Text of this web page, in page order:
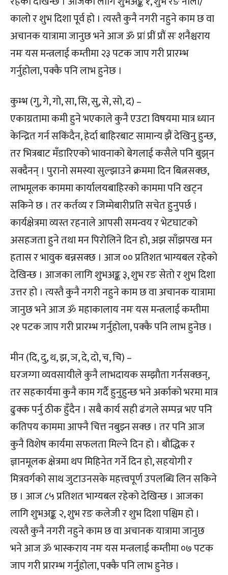
कालो र शुभ दिशा पूर्व हो । त्यस्तै कुनै नगरी नहुने काम छ वा
अचानक यात्रामा जानुछ भने आज ॐ प्रां प्रीं प्रौं सः शनैश्चराय
नमः यस मन्त्रलाई कम्तीमा २३ पटक जाप गरी प्रारम्भ
गर्नुहोला, पक्कै पनि लाभ हुनेछ ।
कुम्भ (गु, गे, गो, सा, सि, सु, से, सो, द) –
एकाग्रतामा कमी हुने भएकाले कुनै एउटा विषयमा मात्र ध्यान
केन्द्रित गर्न सकिंदैन, हेर्दा बाहिरबाट सामान्य झैं देखिनु हुन्छ,
तर भित्रबाट मँडारिएको भावनाको बेगलाई कसैले पनि बुझ्‌न
सक्दैनन् । पुरानो समस्या सुल्झाउने क्रममा दिन बित्नसक्छ,
लाभमूलक काममा कार्यालयबाहिरको काममा पनि खट्न
सकिने छ । तर कर्तव्य र जिम्मेबारीप्रति सचेत हुनुपर्छ ।
कार्यक्षेत्रमा व्यस्त रहनाले आपसी समन्वय र भेटघाटको
असहजता हुने तथा मन पिरोलिने दिन हो, अझ साँझपख मन
हतास र भावुक बन्नसक्छ । आज ०० प्रतिशत भाग्यबल रहेको
देखिन्छ । आजका लागि शुभअङ्क ३, शुभ रङ सेतो र शुभ दिशा
उत्तर हो । त्यस्तै कुनै नगरी नहुने काम छ वा अचानक यात्रामा
जानुछ भने आज ॐ महाकालाय नमः यस मन्त्रलाई कम्तीमा
२१ पटक जाप गरी प्रारम्भ गर्नुहोला, पक्कै पनि लाभ हुनेछ ।
मीन (दि, दु, थ, झ, ञ, दे, दो, च, चि) –
घरजग्गा व्यवसायीले कुनै लाभदायक सम्झौता गर्नसक्छन्,
तर सहकार्यमा कुनै काम गर्दै हुनुहुन्छ भने अर्काको भरमा मात्र
ढुक्क पर्नु ठीक हुँदैन । सबै कार्य सही ढंगले सम्पन्न भए पनि
कतिपय काममा आफ्नै चित्त नबुझ्न सक्छ । तर पनि आज
कुनै विशेष कार्यमा सफलता मिल्ने दिन हो । बौद्धिक र
ज्ञानमूलक क्षेत्रमा थप मिहिनेत गर्ने दिन हो, सहयोगी र
मित्रवर्गको साथ जुटाउनसके महत्त्वपूर्ण उपलब्धि लिन सकिने
छ । आज ८५ प्रतिशत भाग्यबल रहेको देखिन्छ । आजका
लागि शुभअङ्क २, शुभ रङ कलेजी र शुभ दिशा पश्चिम हो ।
त्यस्तै कुनै नगरी नहुने काम छ वा अचानक यात्रामा जानुछ
भने आज ॐ भास्कराय नमः यस मन्त्रलाई कम्तीमा ०७ पटक
जाप गरी प्रारम्भ गर्नुहोला, पक्कै पनि लाभ हुनेछ ।